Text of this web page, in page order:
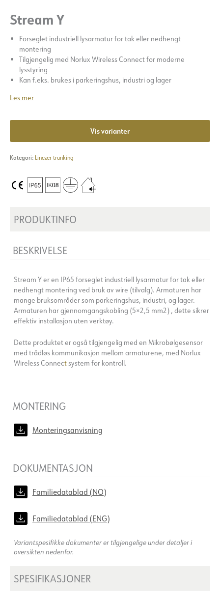
Stream Y
Forseglet industriell lysarmatur for tak eller nedhengt
montering
Tilgjengelig med Norlux Wireless Connect for moderne
lysstyring
Kan f.eks. brukes i parkeringshus, industri og lager
Les mer
Vis varianter
Kategori: Lineær trunking
PRODUKTINFO
BESKRIVELSE
Stream Y er en IP65 forseglet industriell lysarmatur for tak eller
nedhengt montering ved bruk av wire (tilvalg). Armaturen har
mange bruksområder som parkeringshus, industri, og lager.
Armaturen har gjennomgangskobling (5×2,5 mm2) , dette sikrer
effektiv installasjon uten verktøy.
Dette produktet er også tilgjengelig med en Mikrobølgesensor
med trådløs kommunikasjon mellom armaturene, med Norlux
Wireless Connectsystem for kontroll.
MONTERING
Monteringsanvisning
DOKUMENTASJON
Familiedatablad (NO)
Familiedatablad (ENG)
Variantspesifikke dokumenter er tilgjengelige under detaljer i
oversikten nedenfor.
SPESIFIKASJONER